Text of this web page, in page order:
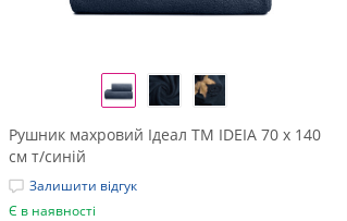
Рушник махровий Ідеал TM IDEIA 70 x 140
см т/синій
Залишити відгук
Є в наявності